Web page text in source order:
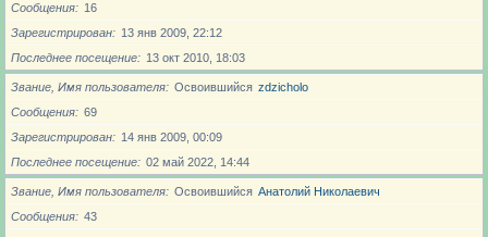
Сообщения
16
Зарегистрирован
13 янв 2009, 22:12
Последнее посещение
13 окт 2010, 18:03
Звание, Имя пользователя Освоившийся zdzicholo
Сообщения
69
Зарегистрирован
14 янв 2009, 00:09
Последнее посещение
02 май 2022, 14:44
Звание, Имя пользователя Освоившийся Анатолий Николаевич
Сообщения
43